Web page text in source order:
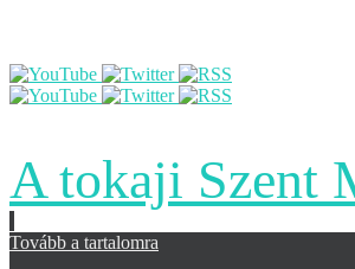
A tokaji Szent
Tovább a tartalomra